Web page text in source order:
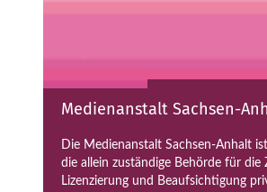
Medienanstalt Sachsen-
Die Medienanstalt Sachsen-Anhalt
die allein zuständige Behörde für die
Lizenzierung und Beaufsichtigung